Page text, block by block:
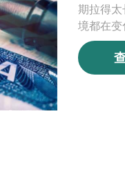
期拉得
境都在